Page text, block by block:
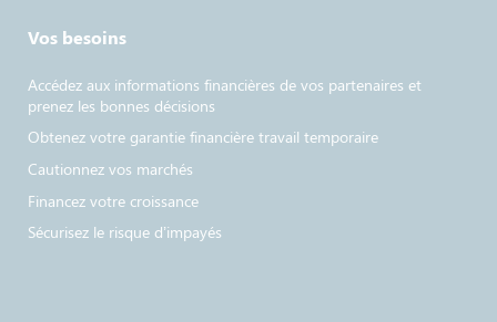
Vos besoins
Accédez aux informations financières de vos partenaires et
prenez les bonnes décisions
Obtenez votre garantie financière travail temporaire
Cautionnez vos marchés
Financez votre croissance
Sécurisez le risque d’impayés​